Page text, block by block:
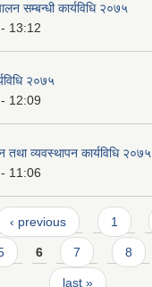
सम्बन्धी कार्यविधि २०७५
13:12
२०७५
12:09
तथा व्यवस्थापन कार्यविधि २०७५
11:06
‹ previous 1
6 7 8
last »